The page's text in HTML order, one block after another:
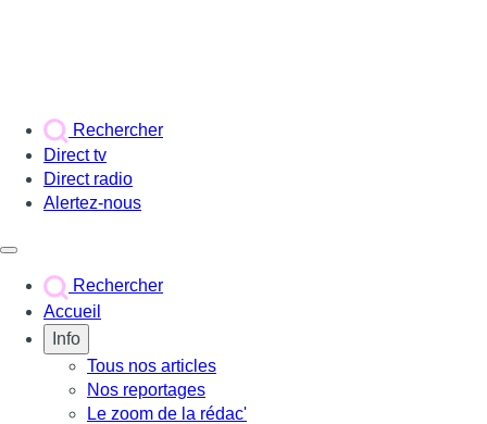
Rechercher
Direct tv
Direct radio
Alertez-nous
Rechercher
Accueil
Info
Tous nos articles
Nos reportages
Le zoom de la rédac'